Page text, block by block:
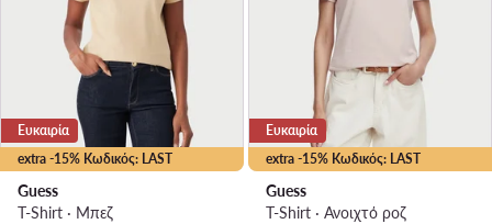
extra -15% Κωδικός: LAST
Ευκαιρία
Guess
T-Shirt · Μπεζ
extra -15% Κωδικός: LAST
Ευκαιρία
Guess
T-Shirt · Ανοιχτό ροζ